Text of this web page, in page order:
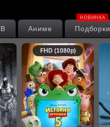
Подборки
НОВИНКА
Аниме
FHD (1080p)